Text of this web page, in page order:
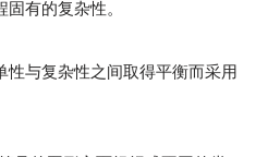
有的复杂性。
性与复杂性之间取得平衡而采用